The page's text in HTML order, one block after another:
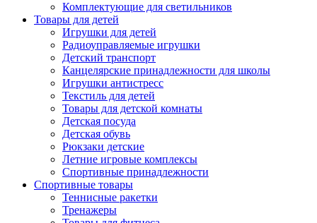
Комплектующие для светильников
Товары для детей
Игрушки для детей
Радиоуправляемые игрушки
Детский транспорт
Канцелярские принадлежности для школы
Игрушки антистресс
Текстиль для детей
Товары для детской комнаты
Детская посуда
Детская обувь
Рюкзаки детские
Летние игровые комплексы
Спортивные принадлежности
Спортивные товары
Теннисные ракетки
Тренажеры